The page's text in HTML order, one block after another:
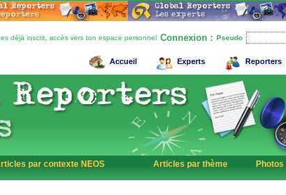
déjà inscrit, accès vers ton espace personnel Connexion : Pseudo
Accueil Experts Reporters
par contexte NEOS Articles par thème Photos